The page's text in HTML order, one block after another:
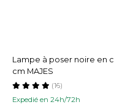
Lampe à poser noire en
cm MAJES
Expedié en 24h/72h
(16)